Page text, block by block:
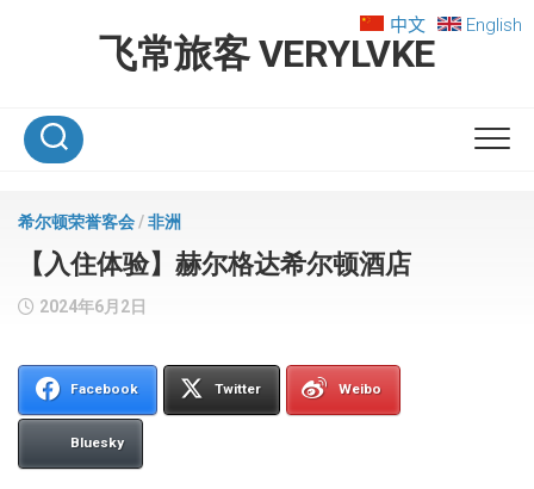
飞常旅客 VERYLVKE
中文 English
希尔顿荣誉客会/非洲
【入住体验】赫尔格达希尔顿酒店
2024年6月2日
Facebook Twitter Weibo
Bluesky